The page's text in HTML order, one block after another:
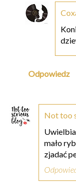
Odpowiedz
Not too
mało
zjadać